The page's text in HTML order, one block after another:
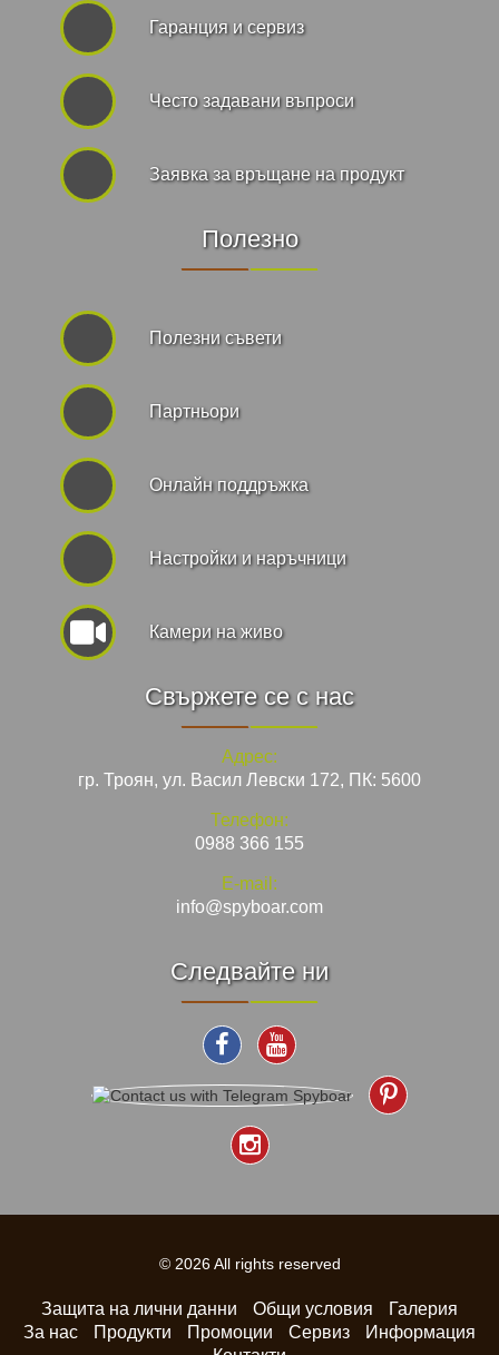
Гаранция и сервиз
Често задавани въпроси
Заявка за връщане на продукт
Полезно
Полезни съвети
Партньори
Онлайн поддръжка
Hастройки и наръчници
Камери на живо
Свържете се с нас
Адрес:
гр. Троян, ул. Васил Левски 172, ПК: 5600
Телефон:
0988 366 155
E-mail:
info@spyboar.com
Следвайте ни
© 2026 All rights reserved
Защита на лични данни Общи условия
Галерия
За нас
Продукти Промоции Сервиз
Информация